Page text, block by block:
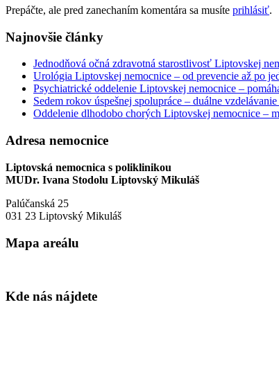
Prepáčte, ale pred zanechaním komentára sa musíte prihlásiť.
Najnovšie články
Jednodňová očná zdravotná starostlivosť Liptovskej
Urológia Liptovskej nemocnice – od prevencie až po
Psychiatrické oddelenie Liptovskej nemocnice –
Sedem rokov úspešnej spolupráce – duálne
Oddelenie dlhodobo chorých Liptovskej nemocnice –
Adresa nemocnice
Liptovská nemocnica s poliklinikou
MUDr. Ivana Stodolu Liptovský Mikuláš
Palúčanská 25
031 23 Liptovský Mikuláš
Mapa areálu
Kde nás nájdete